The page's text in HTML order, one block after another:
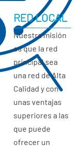
RED LOCAL
Nuestra misión
es que la red
principal sea
una red de Alta
Calidad y con
unas ventajas
superiores a las
que puede
ofrecer un